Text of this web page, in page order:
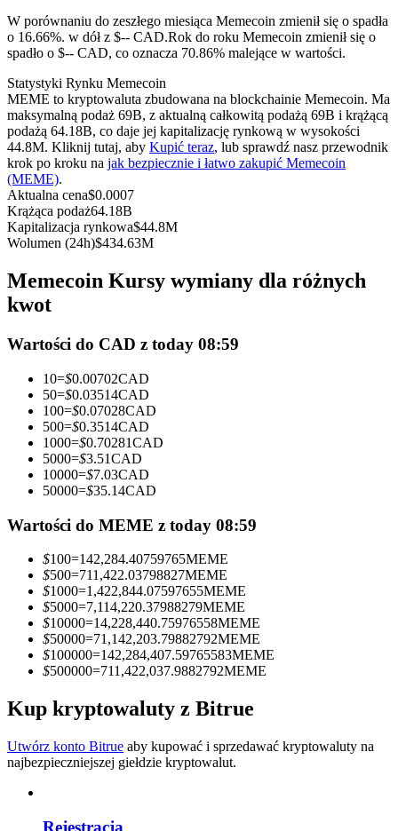
Kontrakty terminowe na USDC
Kopiowanie Transakcji
Dołącz do najlepszych traderów
Zostań traderem kopiującym
Ciesz się podziałem zysków i prowizjami z kopiowania
Analiza Big Data, w tym informacje handlowe itp.
W porównaniu do zeszłego miesiąca Memecoin zmienił się o spadła
o 16.66%. w dół z $-- CAD.Rok do roku Memecoin zmienił się o
spadło o $-- CAD, co oznacza 70.86% malejące w wartości.
Statystyki Rynku Memecoin
MEME to kryptowaluta zbudowana na blockchainie Memecoin. Ma
maksymalną podaż 69B, z aktualną całkowitą podażą 69B i krążącą
podażą 64.18B, co daje jej kapitalizację rynkową w wysokości
44.8M. Kliknij tutaj, aby Kupić teraz, lub sprawdź nasz przewodnik
krok po kroku na jak bezpiecznie i łatwo zakupić Memecoin
(MEME).
Aktualna cena$0.0007
Krążąca podaż64.18B
Kapitalizacja rynkowa$44.8M
Wolumen (24h)$434.63M
Memecoin Kursy wymiany dla różnych
kwot
Wartości do CAD z today 08:59
10=$0.00702CAD
50=$0.03514CAD
100=$0.07028CAD
500=$0.3514CAD
1000=$0.70281CAD
5000=$3.51CAD
10000=$7.03CAD
50000=$35.14CAD
Wartości do MEME z today 08:59
$100=142,284.40759765MEME
$500=711,422.03798827MEME
$1000=1,422,844.07597655MEME
$5000=7,114,220.37988279MEME
$10000=14,228,440.75976558MEME
$50000=71,142,203.79882792MEME
$100000=142,284,407.59765583MEME
$500000=711,422,037.9882792MEME
Kup kryptowaluty z Bitrue
Utwórz konto Bitrue aby kupować i sprzedawać kryptowaluty na
najbezpieczniejszej giełdzie kryptowalut.
Rejestracja